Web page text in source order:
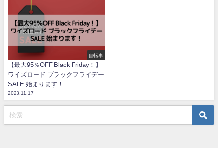
自転車
【最大95％OFF Black Friday！】
ワイズロード ブラックフライデー
SALE 始まります！
2023.11.17